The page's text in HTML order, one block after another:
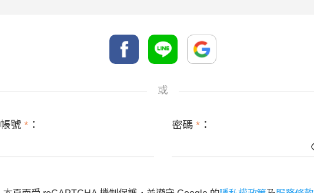
或
帳號 * ： 密碼 * ：